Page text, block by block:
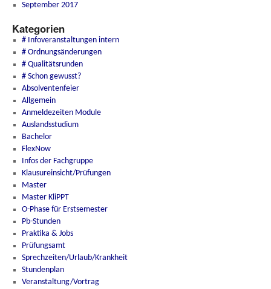
September 2017
Kategorien
# Infoveranstaltungen intern
# Ordnungsänderungen
# Qualitätsrunden
# Schon gewusst?
Absolventenfeier
Allgemein
Anmeldezeiten Module
Auslandsstudium
Bachelor
FlexNow
Infos der Fachgruppe
Klausureinsicht/Prüfungen
Master
Master KliPPT
O-Phase für Erstsemester
Pb-Stunden
Praktika & Jobs
Prüfungsamt
Sprechzeiten/Urlaub/Krankheit
Stundenplan
Veranstaltung/Vortrag